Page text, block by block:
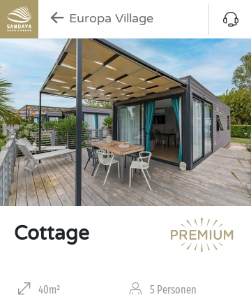
Europa Village
Cottage
40m² 5 Personen